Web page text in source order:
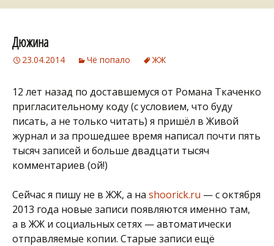
Дюжина
23.04.2014 Чё попало ЖЖ
12 лет назад по доставшемуся от Романа Ткаченко
пригласительному коду (с условием, что буду
писать, а не только читать) я пришёл в Живой
журнал и за прошедшее время написал почти пять
тысяч записей и больше двадцати тысяч
комментариев (ой!)
Сейчас я пишу не в ЖЖ, а на shoorick.ru — с октября
2013 года новые записи появляются именно там,
а в ЖЖ и социальных сетях — автоматически
отправляемые копии. Старые записи ещё